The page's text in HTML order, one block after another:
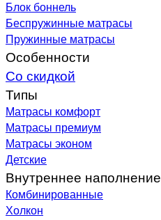
Блок боннель
Беспружинные матрасы
Пружинные матрасы
Особенности
Со скидкой
Типы
Матрасы комфорт
Матрасы премиум
Матрасы эконом
Детские
Внутреннее наполнение
Комбинированные
Холкон